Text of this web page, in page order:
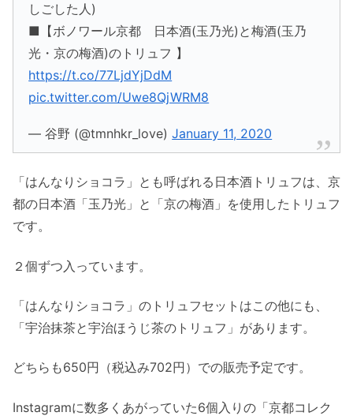
しごした人)
■【ボノワール京都 日本酒(玉乃光)と梅酒(玉乃
光・京の梅酒)のトリュフ 】
https://t.co/77LjdYjDdM
pic.twitter.com/Uwe8QjWRM8
— 谷野 (@tmnhkr_love)January 11, 2020
「はんなりショコラ」とも呼ばれる日本酒トリュフは、京
都の日本酒「玉乃光」と「京の梅酒」を使用したトリュフ
です。
２個ずつ入っています。
「はんなりショコラ」のトリュフセットはこの他にも、
「宇治抹茶と宇治ほうじ茶のトリュフ」があります。
どちらも650円（税込み702円）での販売予定です。
Instagramに数多くあがっていた6個入りの「京都コレク